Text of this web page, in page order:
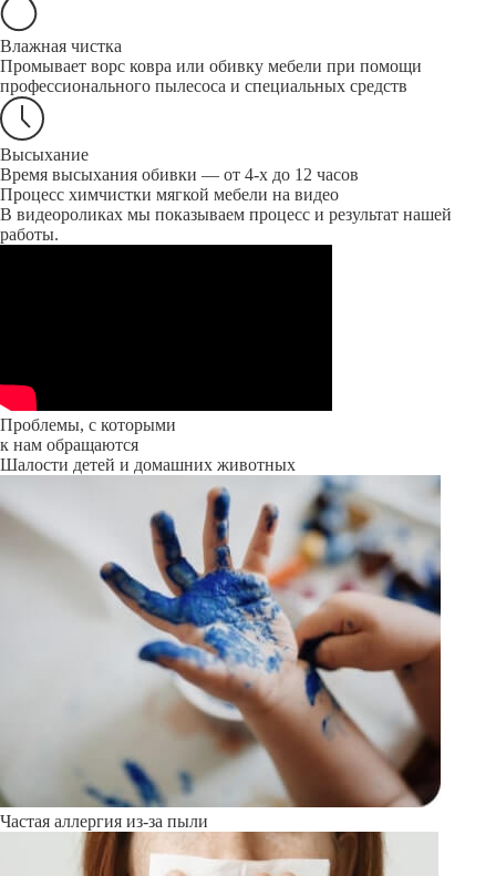
Влажная чистка
Промывает ворс ковра или обивку мебели при помощи
профессионального пылесоса и специальных средств
Высыхание
Время высыхания обивки — от 4-х до 12 часов
Процесс химчистки мягкой мебели на видео
В видеороликах мы показываем процесс и результат нашей
работы.
Проблемы, с которыми
к нам обращаются
Шалости детей и домашних животных
Частая аллергия из-за пыли